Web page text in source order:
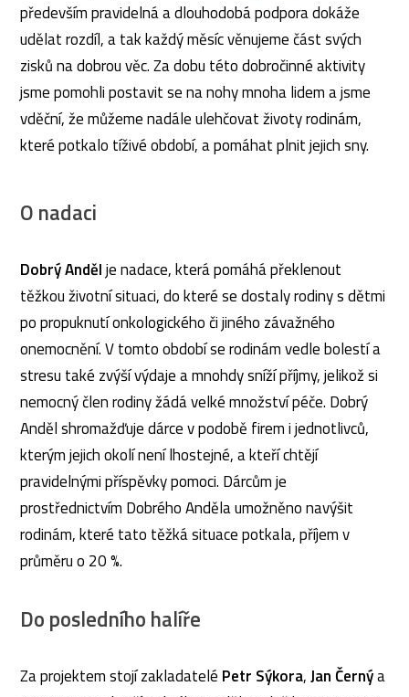
především pravidelná a dlouhodobá podpora dokáže
udělat rozdíl, a tak každý měsíc věnujeme část svých
zisků na dobrou věc. Za dobu této dobročinné aktivity
jsme pomohli postavit se na nohy mnoha lidem a jsme
vděční, že můžeme nadále ulehčovat životy rodinám,
které potkalo tíživé období, a pomáhat plnit jejich sny.
O nadaci
Dobrý Andělje nadace, která pomáhá překlenout
těžkou životní situaci, do které se dostaly rodiny s dětmi
po propuknutí onkologického či jiného závažného
onemocnění. V tomto období se rodinám vedle bolestí a
stresu také zvýší výdaje a mnohdy sníží příjmy, jelikož si
nemocný člen rodiny žádá velké množství péče. Dobrý
Anděl shromažďuje dárce v podobě firem i jednotlivců,
kterým jejich okolí není lhostejné, a kteří chtějí
pravidelnými příspěvky pomoci. Dárcům je
prostřednictvím Dobrého Anděla umožněno navýšit
rodinám, které tato těžká situace potkala, příjem v
průměru o 20 %.
Do posledního halíře
Za projektem stojí zakladatelé Petr Sýkora,Jan Černýa